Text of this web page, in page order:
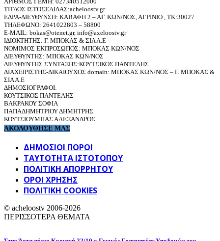
ΤΙΤΛΟΣ ΙΣΤΟΣΕΛΙΔΑΣ:acheloostv.gr
ΕΔΡΑ-ΔΙΕΥΘΥΝΣΗ: ΚΑΒΑΦΗ 2 – ΑΓ. ΚΩΝ/ΝΟΣ, ΑΓΡΙΝΙΟ , ΤΚ:30027
ΤΗΛΕΦΩΝΟ: 2641022803 – 58800
E-MAIL: bokas@otenet.gr, info@axeloostv.gr
ΙΔΙΟΚΤΗΤΗΣ: Γ. ΜΠΟΚΑΣ & ΣΙΑ Α.Ε
ΝΟΜΙΜΟΣ ΕΚΠΡΟΣΩΠΟΣ: ΜΠΟΚΑΣ ΚΩΝ/ΝΟΣ
ΔΙΕΥΘΥΝΤΗΣ: ΜΠΟΚΑΣ ΚΩΝ/ΝΟΣ
ΔΙΕΥΘΥΝΤΗΣ ΣΥΝΤΑΞΗΣ:ΚΟΥΤΣΙΚΟΣ ΠΑΝΤΕΛΗΣ
ΔΙΑΧΕΙΡΙΣΤΗΣ-ΔΙΚΑΙΟΥΧΟΣ domain: ΜΠΟΚΑΣ ΚΩΝ/ΝΟΣ – Γ. ΜΠΟΚΑΣ &
ΣΙΑ Α.Ε
ΔΗΜΟΣΙΟΓΡΑΦΟΙ:
ΚΟΥΤΣΙΚΟΣ ΠΑΝΤΕΛΗΣ
ΒΑΚΡΑΚΟΥ ΣΟΦΙΑ
ΠΑΠΑΔΗΜΗΤΡΙΟΥ ΔΗΜΗΤΡΗΣ
ΚΟΥΤΣΙΟΥΜΠΑΣ ΑΛΕΞΑΝΔΡΟΣ
ΑΚΟΛΟΥΘΗΣΕ ΜΑΣ
ΔΗΜΟΣΙΟΙ ΠΟΡΟΙ
ΤΑΥΤΌΤΗΤΑ ΙΣΤΌΤΟΠΟΥ
ΠΟΛΙΤΙΚΉ ΑΠΟΡΡΉΤΟΥ
ΌΡΟΙ ΧΡΉΣΗΣ
ΠΟΛΙΤΙΚΗ COOKIES
© acheloostv 2006-2026
ΠΕΡΙΣΣΟΤΕΡΑ ΘΕΜΑΤΑ